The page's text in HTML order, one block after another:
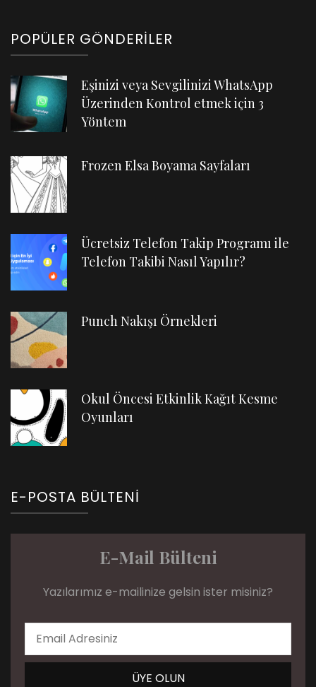
POPÜLER GÖNDERILER
Eşinizi veya Sevgilinizi WhatsApp
Üzerinden Kontrol etmek için 3
Yöntem
Frozen Elsa Boyama Sayfaları
Ücretsiz Telefon Takip Programı ile
Telefon Takibi Nasıl Yapılır?
Punch Nakışı Örnekleri
Okul Öncesi Etkinlik Kağıt Kesme
Oyunları
E-POSTA BÜLTENI
E-Mail Bülteni
Yazılarımız e-mailinize gelsin ister misiniz?